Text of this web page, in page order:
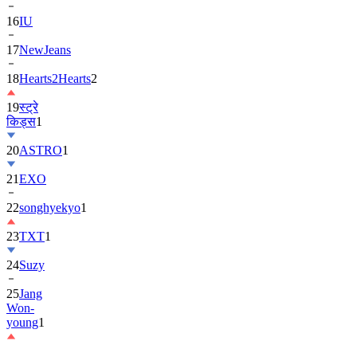
16IU
17NewJeans
18Hearts2Hearts2
19स्ट्रे
किड्स1
20ASTRO1
21EXO
22songhyekyo1
23TXT1
24Suzy
25Jang
Won-
young1